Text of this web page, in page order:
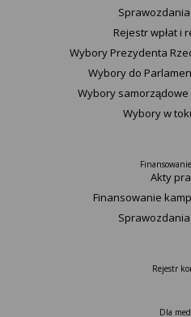
Rejestr wpłat i
Wybory Prezydenta
Wybory do
Wybory
Wybory w
Akty
Finansowanie
Rejestr
Dla